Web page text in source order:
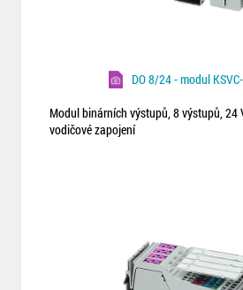
DO 8/24 - modul
Modul binárních výstupů, 8 výstupů, 24
vodičové zapojení